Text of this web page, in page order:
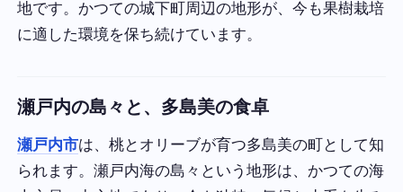
地です。かつての城下町周辺の地形が、今も果樹栽培
に適した環境を保ち続けています。
瀬戸内の島々と、多島美の食卓
瀬戸内市は、桃とオリーブが育つ多島美の町として知
られます。瀬戸内海の島々という地形は、かつての海